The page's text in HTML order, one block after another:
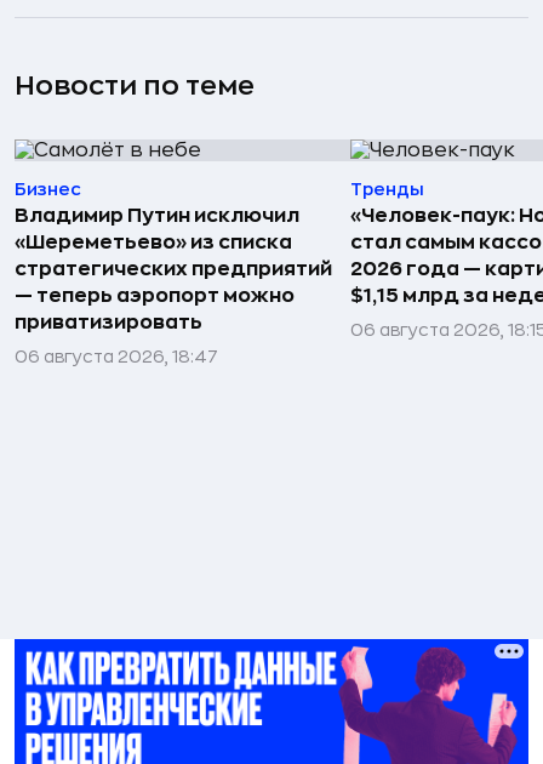
Новости по теме
Бизнес
Владимир Путин исключил
«Шереметьево» из списка
стратегических предприятий
— теперь аэропорт можно
приватизировать
06 августа 2026, 18:47
Тренды
«Человек-паук:
стал самым
2026 года —
$1,15 млрд за
06 августа 2026,